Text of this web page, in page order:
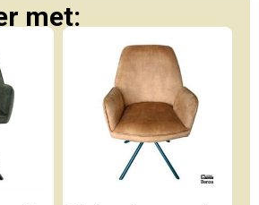
met: